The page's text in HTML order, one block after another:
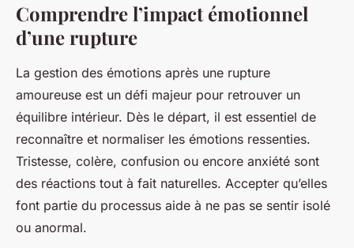
Comprendre l’impact émotionnel
d’une rupture
La gestion des émotions après une rupture
amoureuse est un défi majeur pour retrouver un
équilibre intérieur. Dès le départ, il est essentiel de
reconnaître et normaliser les émotions ressenties.
Tristesse, colère, confusion ou encore anxiété sont
des réactions tout à fait naturelles. Accepter qu’elles
font partie du processus aide à ne pas se sentir isolé
ou anormal.